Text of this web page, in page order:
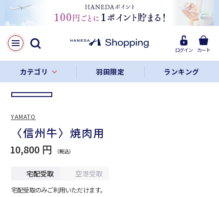
ログイン カート
カテゴリ 羽田限定 ランキング
LINE
Facebook
リンクをコピー
〈信州牛〉焼肉用
10,800 円
宅配受取 空港受取
宅配受取のみご利用いただけます。
YAMATO